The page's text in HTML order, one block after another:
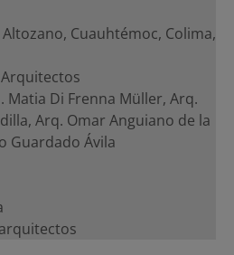
Cuauhtémoc, Colima,
Matia Di Frenna Müller, Arq.
Arq. Omar Anguiano de la
Guardado Ávila